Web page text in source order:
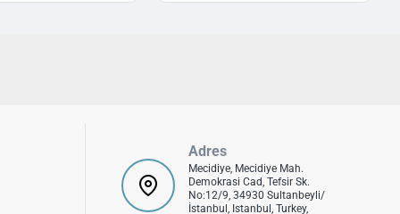
Adres
Mecidiye, Mecidiye Mah.
Demokrasi Cad, Tefsir Sk.
No:12/9, 34930 Sultanbeyli/
İstanbul, Istanbul, Turkey,